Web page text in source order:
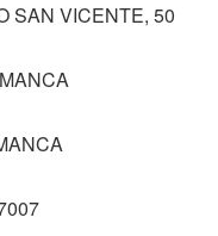
SAN VICENTE, 50